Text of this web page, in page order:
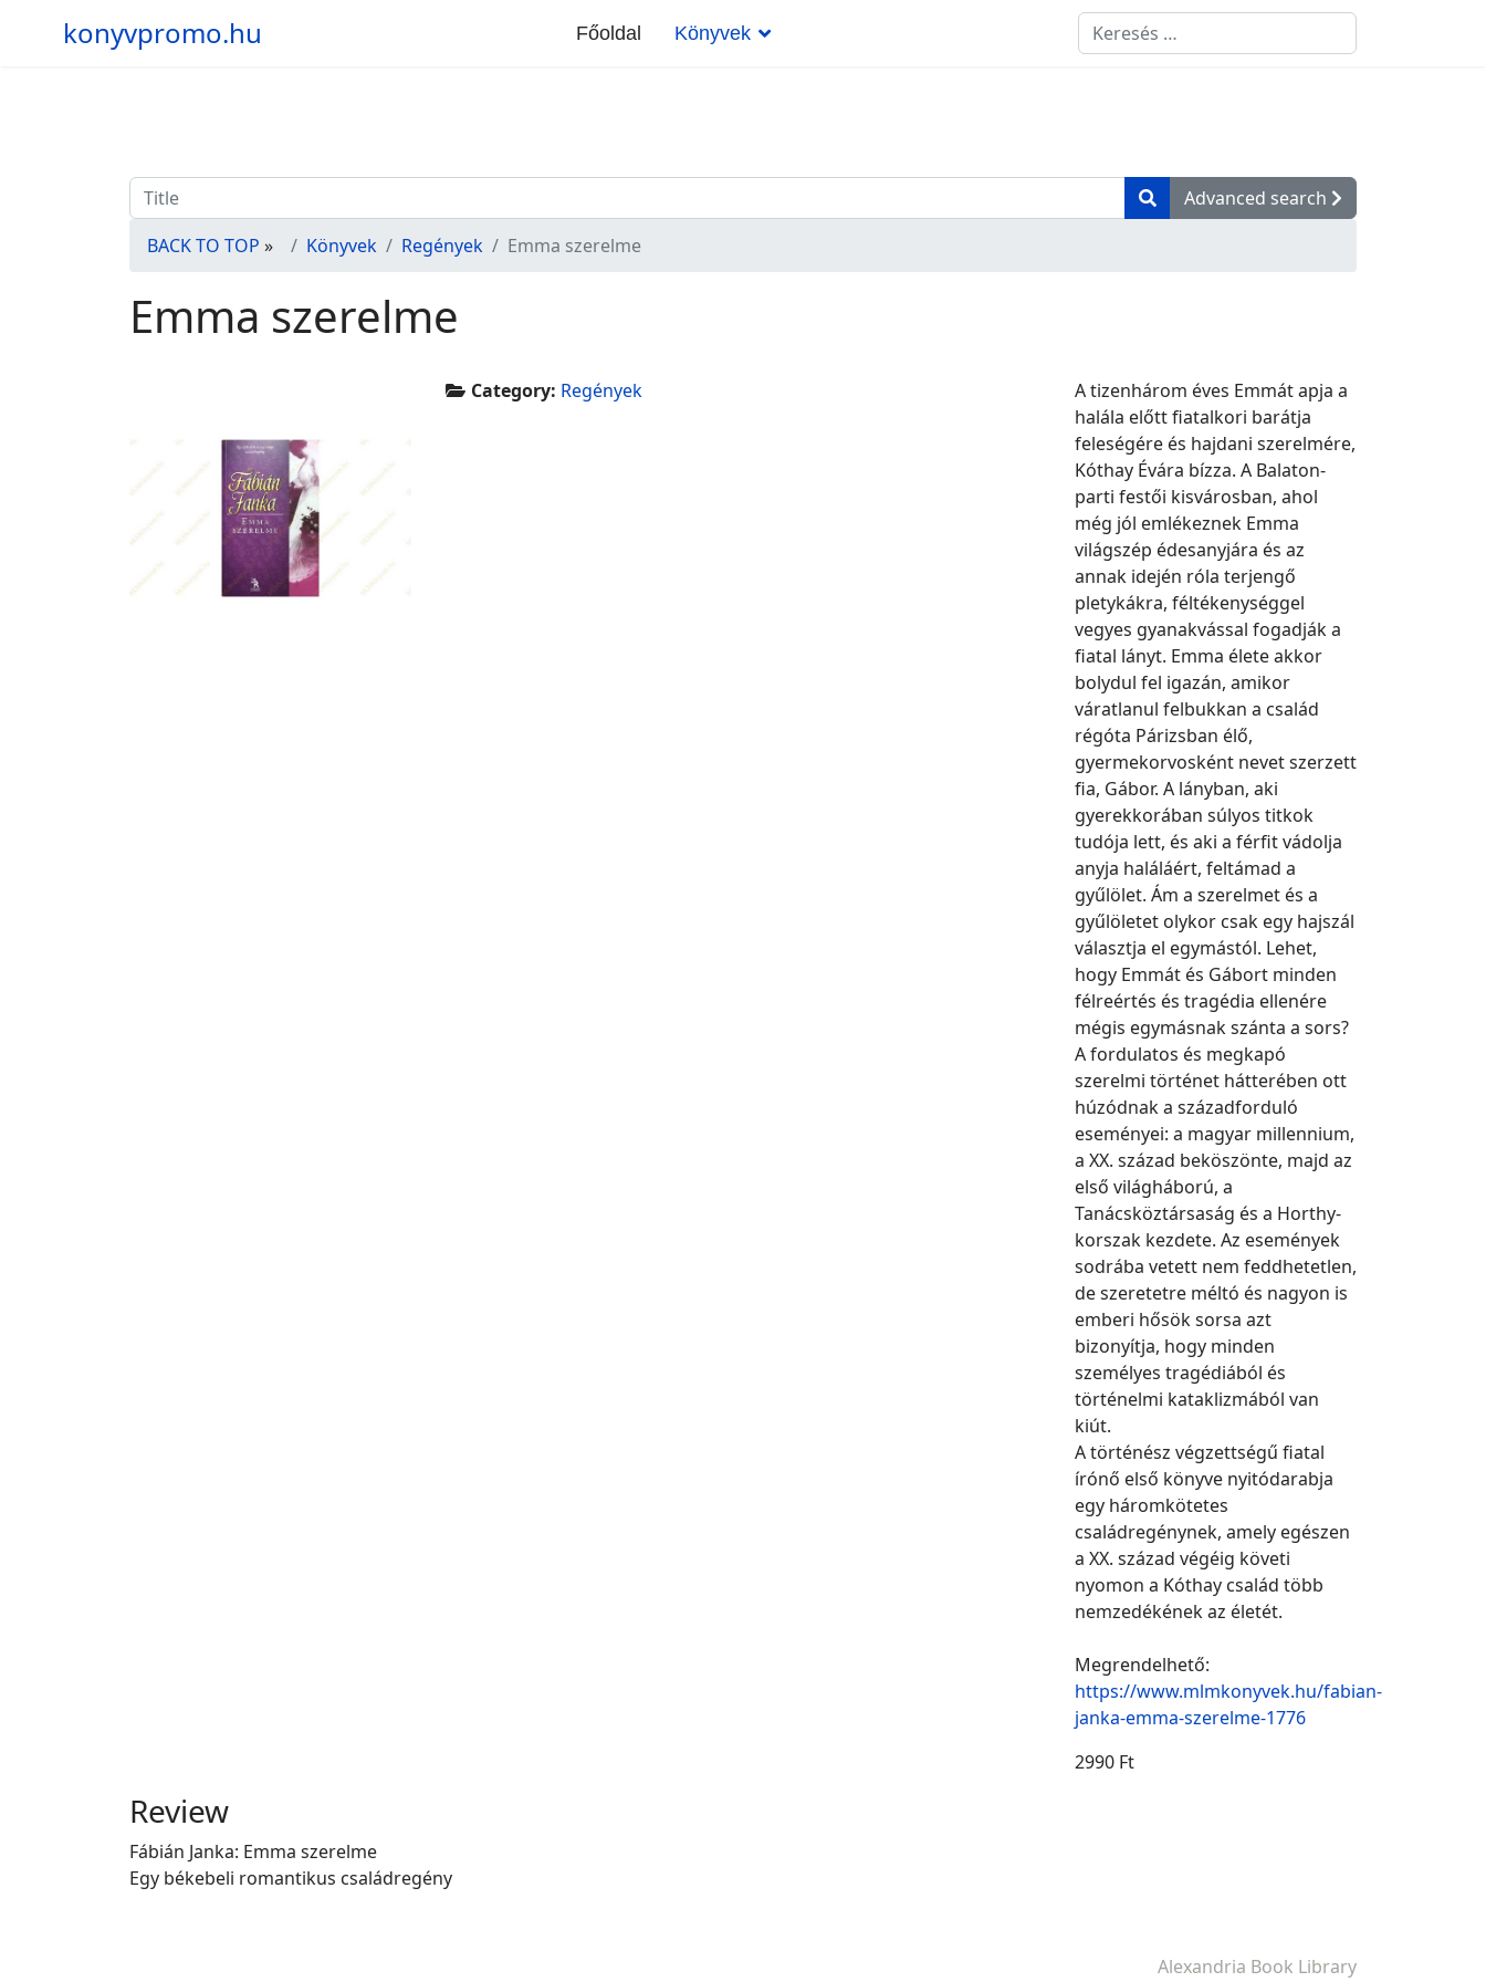
konyvpromo.hu Főoldal Könyvek
Keresés
Advanced search
BACK TO TOP » Könyvek Regények Emma szerelme
Emma szerelme
Category: Regények
A tizenhárom éves Emmát apja a
halála előtt fiatalkori barátja
feleségére és hajdani szerelmére,
Kóthay Évára bízza. A Balaton-
parti festői kisvárosban, ahol
még jól emlékeznek Emma
világszép édesanyjára és az
annak idején róla terjengő
pletykákra, féltékenységgel
vegyes gyanakvással fogadják a
fiatal lányt. Emma élete akkor
bolydul fel igazán, amikor
váratlanul felbukkan a család
régóta Párizsban élő,
gyermekorvosként nevet szerzett
fia, Gábor. A lányban, aki
gyerekkorában súlyos titkok
tudója lett, és aki a férfit vádolja
anyja haláláért, feltámad a
gyűlölet. Ám a szerelmet és a
gyűlöletet olykor csak egy hajszál
választja el egymástól. Lehet,
hogy Emmát és Gábort minden
félreértés és tragédia ellenére
mégis egymásnak szánta a sors?
A fordulatos és megkapó
szerelmi történet hátterében ott
húzódnak a századforduló
eseményei: a magyar millennium,
a XX. század beköszönte, majd az
első világháború, a
Tanácsköztársaság és a Horthy-
korszak kezdete. Az események
sodrába vetett nem feddhetetlen,
de szeretetre méltó és nagyon is
emberi hősök sorsa azt
bizonyítja, hogy minden
személyes tragédiából és
történelmi kataklizmából van
kiút.
A történész végzettségű fiatal
írónő első könyve nyitódarabja
egy háromkötetes
családregénynek, amely egészen
a XX. század végéig követi
nyomon a Kóthay család több
nemzedékének az életét.
Megrendelhető:
https://www.mlmkonyvek.hu/fabian-
janka-emma-szerelme-1776
2990 Ft
Review
Fábián Janka: Emma szerelme
Egy békebeli romantikus családregény
Alexandria Book Library